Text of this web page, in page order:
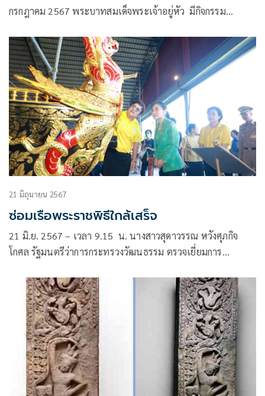
กรกฎาคม 2567 พระบาทสมเด็จพระเจ้าอยู่หัว มีกิจกรรม
ขึ้นการจัดขบวนพยุหยาตราทางชลมารคเสด็จพระราชดำเนิน
ถวายผ้าพระกฐิน พุทธศักราช 2567 ณ วัดอรุณราชวรารามฯ
21 มิถุนายน 2567
ซ่อมเรือพระราชพิธีใกล้เสร็จ
21 มิ.ย. 2567 – เวลา 9.15 น. นางสาวสุดาวรรณ หวังศุภกิจ
โกศล รัฐมนตรีว่าการกระทรวงวัฒนธรรม ตรวจเยี่ยมการ
ชาติ เรือพระราชพิธี และเยี่ยมชมการฝึกซ้อมฝีพาย ณ แผนกเรือ
ราชพิธี กองเรือเล็ก กรมการขนส่งทหารเรือ กองทัพเรือ เ